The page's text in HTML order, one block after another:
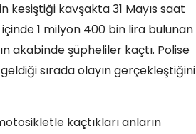
kesiştiği kavşakta 31 Mayıs saat
1 milyon 400 bin lira bulunan
akabinde şüpheliler kaçtı. Polise
sırada olayın gerçekleştiğini
kaçtıkları anların